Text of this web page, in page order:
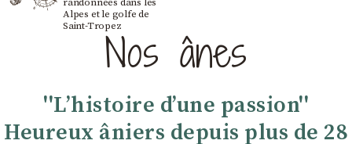
Alpes et le golfe de
Saint-TropezNos ânes
''Lʼhistoire dʼune passion''
Heureux âniers depuis plus de 28